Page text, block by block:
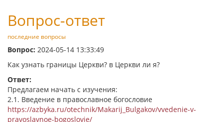
Вопрос-ответ
последние вопросы
Вопрос: 2024-05-14 13:33:49
Как узнать границы Церкви? в Церкви ли я?
Ответ:
Предлагаем начать с изучения:
2.1. Введение в православное богословие
https://azbyka.ru/otechnik/Makarij_Bulgakov/vvedenie-v-
pravoslavnoe-bogoslovie/